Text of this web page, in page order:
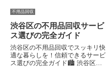
するのがおすすめ！自治体は低コ
ら料金が半額に✨ 民間業者は即
日対応や柔軟なスケジュールが...
不用品回収
渋谷区の不用品回収サービ
ス選びの完全ガイド
渋谷区の不用品回収でスッキリ快
適な暮らしを！信頼できるサービ
ス選びの完全ガイド🏙️ 渋谷区で